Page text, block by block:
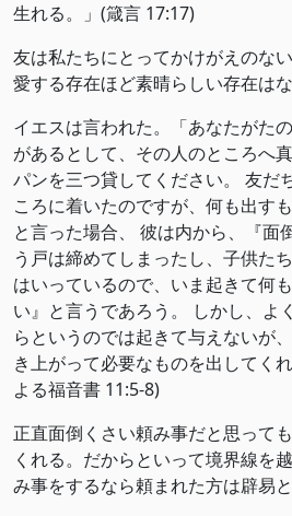
生れる。」(‭‭箴言‬ ‭17‬:‭17‬)
友は私たちにとってかけがえのな
愛する存在ほど素晴らしい存在はな
イエスは言われた。「あなたがた
があるとして、その人のところへ
パンを三つ貸してください。 友だ
ころに着いたのですが、何も出す
と言った場合、 彼は内から、『面
う戸は締めてしまったし、子供た
はいっているので、いま起きて何
い』と言うであろう。 しかし、よ
らというのでは起きて与えないが
き上がって必要なものを出してく
よる福音書‬ ‭11‬:‭5‬-‭8‬)
正直面倒くさい頼み事だと思って
くれる。だからといって境界線を
み事をするなら頼まれた方は辟易